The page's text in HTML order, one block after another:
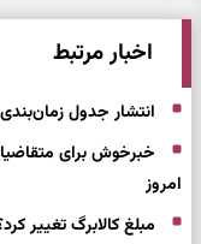
اخبار مرتبط
انتشار جدول
امروز
مبلغ کالابرگ تغییر